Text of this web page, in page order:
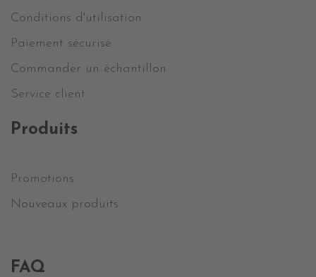
Conditions d'utilisation
Paiement sécurisé
Commander un échantillon
Service client
Produits
Promotions
Nouveaux produits
FAQ